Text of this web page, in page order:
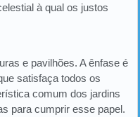
à qual os justos
e pavilhões. A ênfase é
satisfaça todos os
comum dos jardins
para cumprir esse papel.